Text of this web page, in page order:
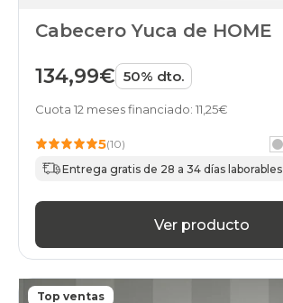
online
Cabecero Yuca de HOME
134,99€ 50% dto.
Cuota 12 meses financiado: 11,25€
5(10)
Entrega gratis de 28 a 34 días laborables
Ver producto
Top ventas